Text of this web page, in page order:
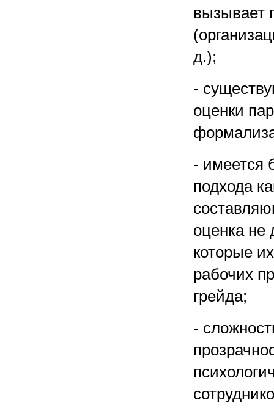
вызывает
д.);
-
оценки
- имеется
подхода
оценка не
которые
рабочих
грейда;
-